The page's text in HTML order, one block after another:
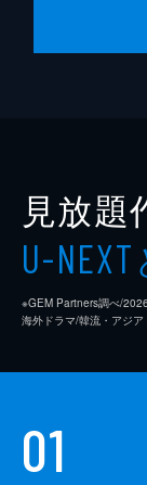
見放題
U-NEXT
※GEM Partners調べ/
海外ドラマ/韓流・アジア
01